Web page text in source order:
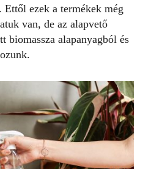
ezek a termékek még
van, de az alapvető
biomassza alapanyagból és